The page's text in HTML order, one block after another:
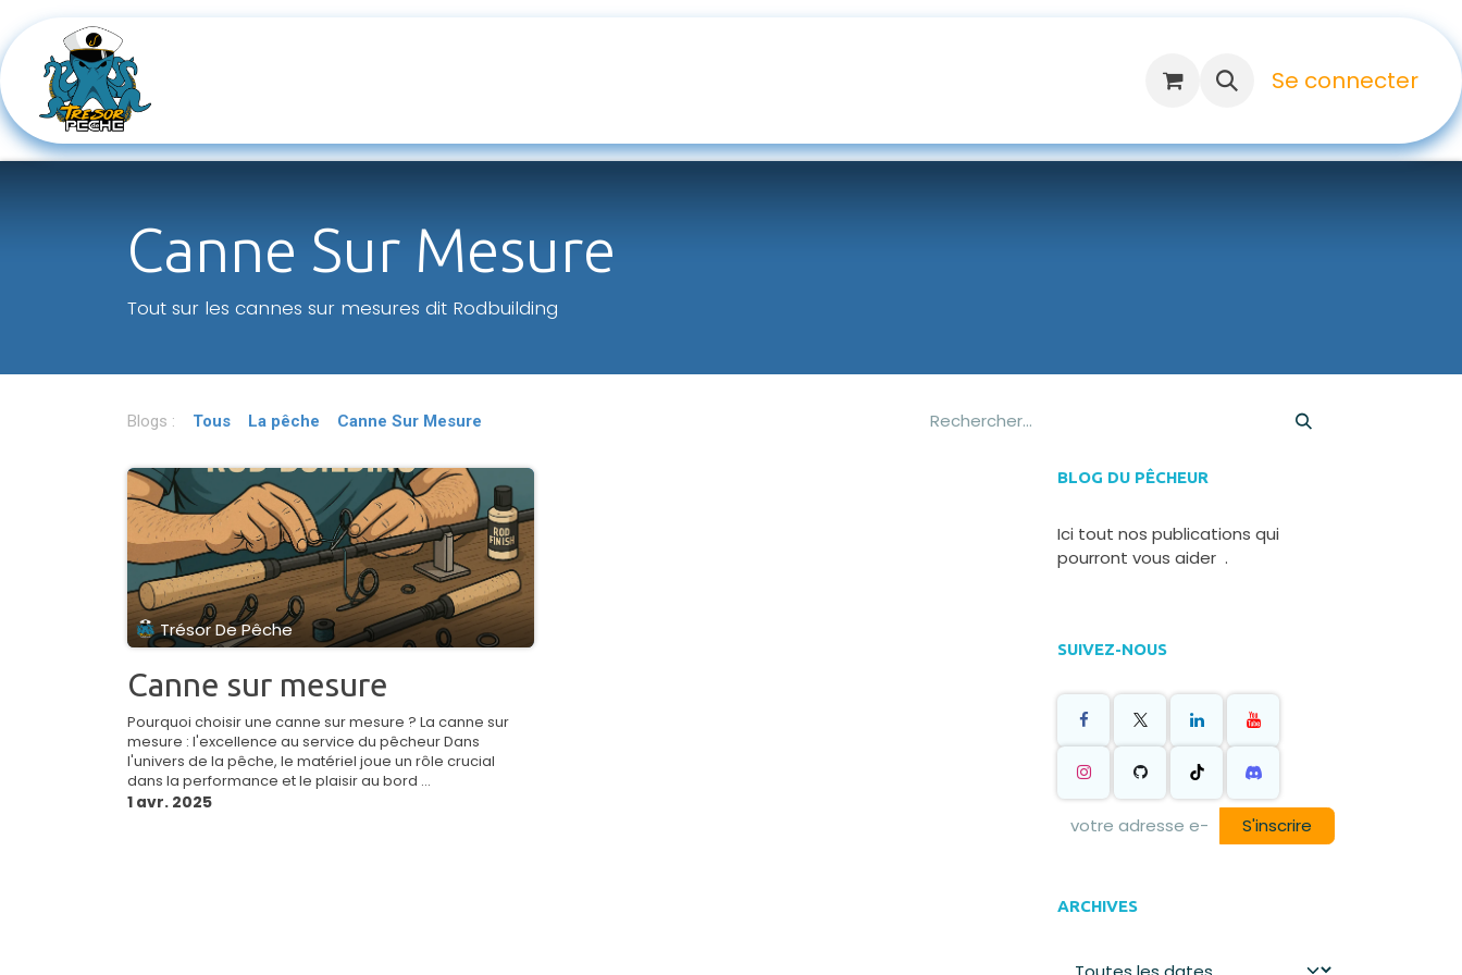
Se connecter
​Canne Sur Mesure
Tout sur les cannes sur mesures dit Rodbuilding
Blogs : Tous La pêche ​Canne Sur Mesure
Trésor De Pêche
Canne sur mesure
Pourquoi choisir une canne sur mesure ? La canne sur
mesure : l'excellence au service du pêcheur Dans
l'univers de la pêche, le matériel joue un rôle crucial
dans la performance et le plaisir au bord ...
1 avr. 2025
BLOG DU PÊCHEUR
Ici tout nos publications qui
pourront vous aider .
SUIVEZ-NOUS
S'inscrire
ARCHIVES